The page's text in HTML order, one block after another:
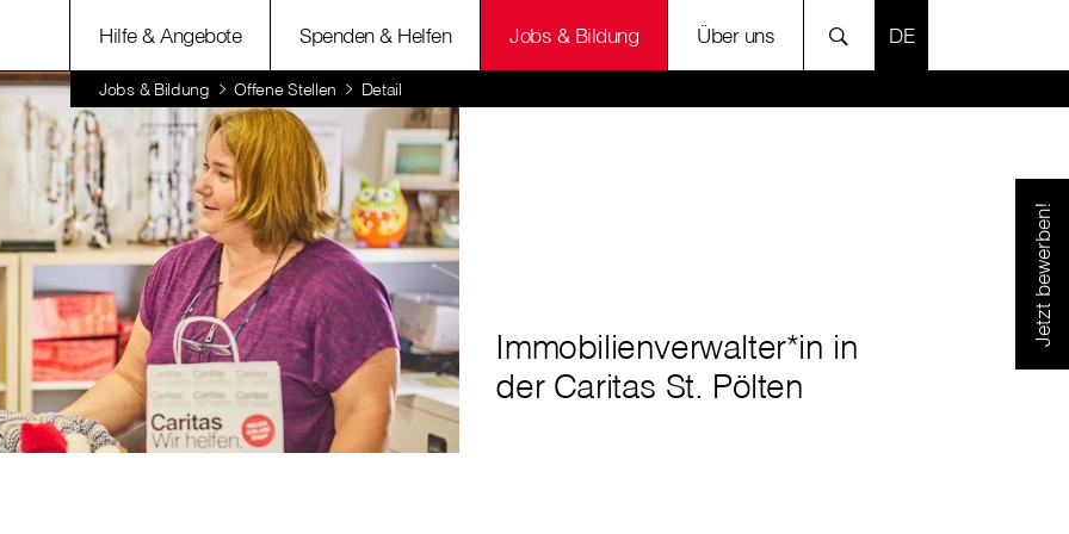
Hilfe & Angebote Spenden & Helfen Jobs & Bildung Über uns SPRACHE
Jobs & Bildung Offene Stellen Detail
Jetzt bewerben!
Immobilienverwalter*in in
der Caritas St. Pölten